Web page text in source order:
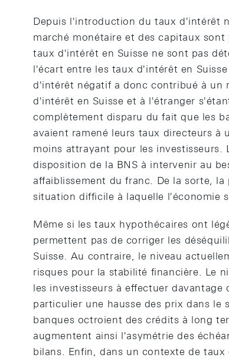
Depuis l'introduction du taux d'intérêt
marché monétaire et des capitaux
taux d'intérêt en Suisse ne sont pas
l'écart entre les taux d'intérêt en
d'intérêt négatif a donc contribué à un
d'intérêt en Suisse et à l'étranger
complètement disparu du fait que les
avaient ramené leurs taux directeurs
moins attrayant pour les
disposition de la BNS à intervenir au
affaiblissement du franc. De la sorte,
situation difficile à laquelle l'économie
Même si les taux hypothécaires ont
permettent pas de corriger les
Suisse. Au contraire, le niveau
risques pour la stabilité financière. Le
les investisseurs à effectuer
particulier une hausse des prix dans le
banques octroient des crédits à long
augmentent ainsi l'asymétrie des
bilans. Enfin, dans un contexte de